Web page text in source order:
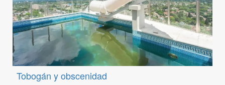
Tobogán y obscenidad